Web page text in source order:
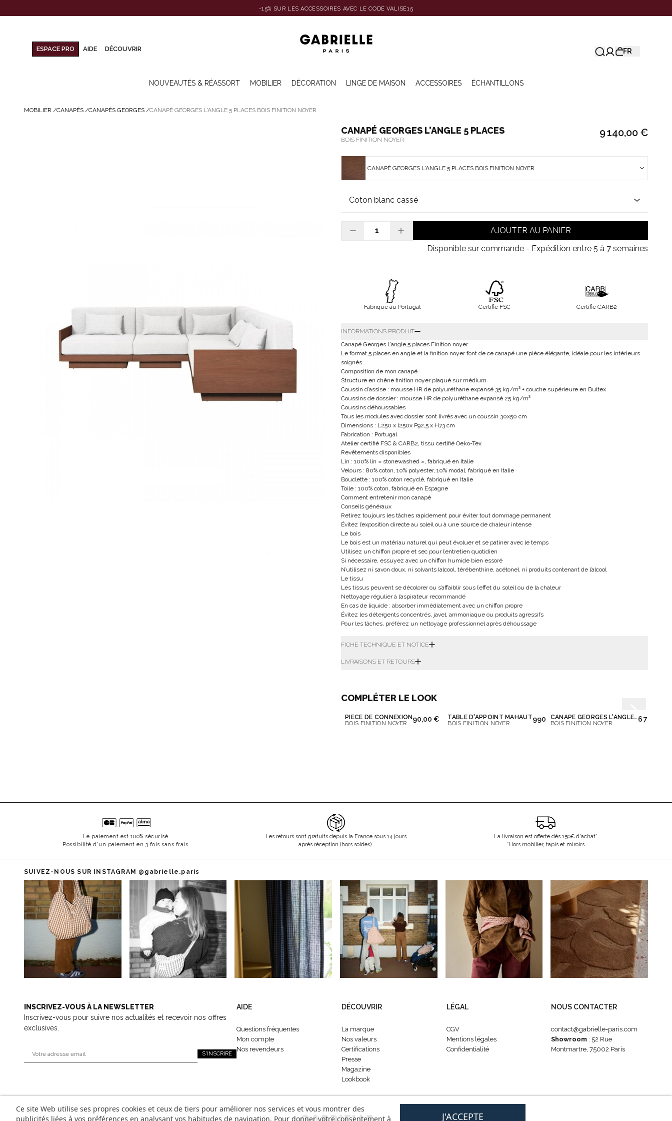
-15% SUR LES ACCESSOIRES AVEC LE CODE VALISE15
ESPACE PRO AIDE DÉCOUVRIR FR
NOUVEAUTÉS & RÉASSORT MOBILIER DÉCORATION LINGE DE MAISON ACCESSOIRES ÉCHANTILLONS
MOBILIER /CANAPÉS /CANAPÉS GEORGES /CANAPÉ GEORGES L'ANGLE 5 PLACES BOIS FINITION NOYER
CANAPÉ GEORGES L'ANGLE 5 PLACES
BOIS FINITION NOYER
9 140,00 €
CANAPÉ GEORGES L'ANGLE 5 PLACES BOIS FINITION NOYER
AJOUTER AU PANIER
Disponible sur commande - Expédition entre 5 à 7 semaines
Fabriqué au Portugal Certifié FSC Certifié CARB2
INFORMATIONS PRODUIT
Canapé Georges L’angle 5 places Finition noyer
Le format 5 places en angle et la finition noyer font de ce canapé une pièce élégante, idéale pour les intérieurs
soignés.
Composition de mon canapé
Structure en chêne finition noyer plaqué sur médium
Coussin d’assise : mousse HR de polyuréthane expansé 35 kg/m³ + couche supérieure en Bultex
Coussins de dossier : mousse HR de polyuréthane expansé 25 kg/m³
Coussins déhoussables
Tous les modules avec dossier sont livrés avec un coussin 30x50 cm
Dimensions : L250 x l250x P92,5 x H73 cm
Fabrication : Portugal
Atelier certifié FSC & CARB2, tissu certifié Oeko-Tex
Revêtements disponibles
Lin : 100% lin « stonewashed », fabriqué en Italie
Velours : 80% coton, 10% polyester, 10% modal, fabriqué en Italie
Bouclette : 100% coton recyclé, fabriqué en Italie
Toile : 100% coton, fabriqué en Espagne
Comment entretenir mon canapé
Conseils généraux
Retirez toujours les tâches rapidement pour éviter tout dommage permanent
Évitez l’exposition directe au soleil ou à une source de chaleur intense
Le bois
Le bois est un matériau naturel qui peut évoluer et se patiner avec le temps
Utilisez un chiffon propre et sec pour l’entretien quotidien
Si nécessaire, essuyez avec un chiffon humide bien essoré
N’utilisez ni savon doux, ni solvants (alcool, térébenthine, acétone), ni produits contenant de l’alcool
Le tissu
Les tissus peuvent se décolorer ou s’affaiblir sous l’effet du soleil ou de la chaleur
Nettoyage régulier à l’aspirateur recommandé
En cas de liquide : absorber immédiatement avec un chiffon propre
Évitez les détergents concentrés, javel, ammoniaque ou produits agressifs
Pour les tâches, préférez un nettoyage professionnel après déhoussage
FICHE TECHNIQUE ET NOTICE
LIVRAISONS ET RETOURS
COMPLÉTER LE LOOK
PIÈCE DE CONNEXION
BOIS FINITION NOYER
90,00 €
TABLE D'APPOINT MAHAUT
BOIS FINITION NOYER
990,00 €
CANAPÉ GEORGES L'ANGLE 4 PLACES
BOIS FINITION NOYER
6 700,00
Le paiement est 100% sécurisé.
Possibilité d'un paiement en 3 fois sans frais.
Les retours sont gratuits depuis la France sous 14 jours
après réception (hors soldes).
La livraison est offerte dès 150€ d'achat*
*Hors mobilier, tapis et miroirs
SUIVEZ-NOUS SUR INSTAGRAM @gabrielle.paris
INSCRIVEZ-VOUS À LA NEWSLETTER
Inscrivez-vous pour suivre nos actualités et recevoir nos offres
exclusives.
S'INSCRIRE
AIDE
Questions fréquentes
Mon compte
Nos revendeurs
DÉCOUVRIR
La marque
Nos valeurs
Certifications
Presse
Magazine
Lookbook
LÉGAL
CGV
Mentions légales
Confidentialité
NOUS CONTACTER
contact@gabrielle-paris.com
Showroom : 52 Rue
Montmartre, 75002 Paris
Ce site Web utilise ses propres cookies et ceux de tiers pour améliorer nos services et vous montrer des
publicités liées à vos préférences en analysant vos habitudes de navigation. Pour donner votre consentement à
J'ACCEPTE